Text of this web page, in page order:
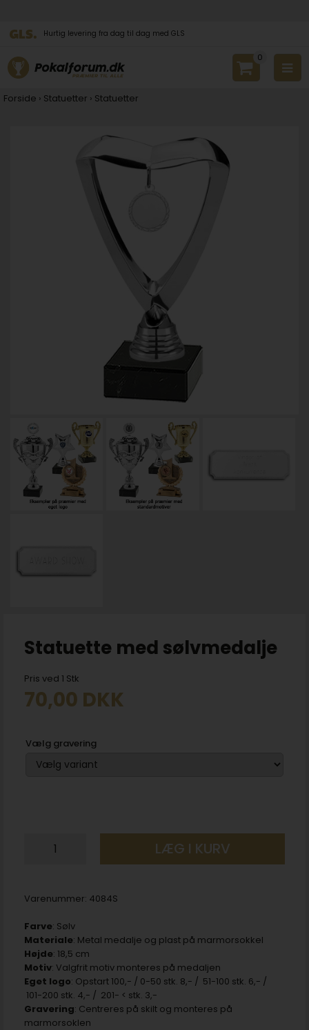
Hurtig levering fra dag til dag med GLS
0
Forside › Statuetter › Statuetter
Statuette med sølvmedalje
Pris ved 1 Stk
70,00 DKK
Vælg gravering
LÆG I KURV
Varenummer: 4084S
Farve: Sølv
Materiale: Metal medalje og plast på marmorsokkel
Højde: 18,5 cm
Motiv: Valgfrit motiv monteres på medaljen
Eget logo: Opstart 100,- / 0-50 stk. 8,- / 51-100 stk. 6,- /
101-200 stk. 4,- / 201- < stk. 3,-
Gravering: Centreres på skilt og monteres på
marmorsoklen